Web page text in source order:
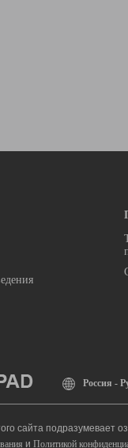
Россия -
сайта подразумевает
и Политикой